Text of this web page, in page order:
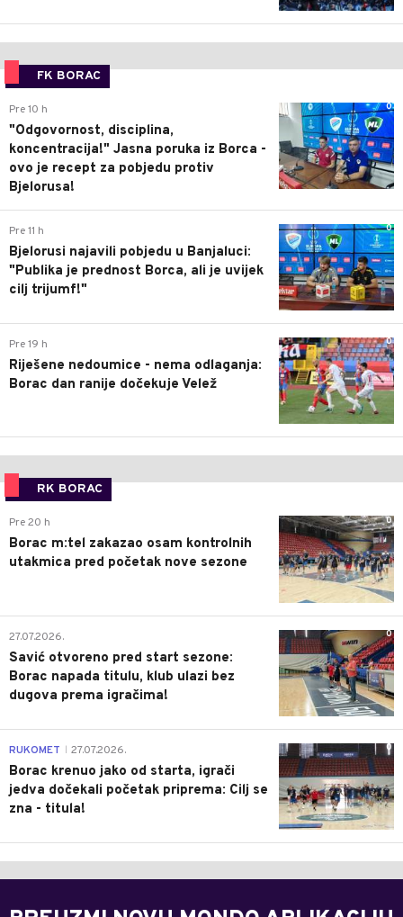
FK BORAC
0
Pre 10 h
"Odgovornost, disciplina,
koncentracija!" Jasna poruka iz Borca -
ovo je recept za pobjedu protiv
Bjelorusa!
0
Pre 11 h
Bjelorusi najavili pobjedu u Banjaluci:
"Publika je prednost Borca, ali je uvijek
cilj trijumf!"
0
Pre 19 h
Riješene nedoumice - nema odlaganja:
Borac dan ranije dočekuje Velež
RK BORAC
0
Pre 20 h
Borac m:tel zakazao osam kontrolnih
utakmica pred početak nove sezone
0
27.07.2026.
Savić otvoreno pred start sezone:
Borac napada titulu, klub ulazi bez
dugova prema igračima!
0
RUKOMET 27.07.2026.
Borac krenuo jako od starta, igrači
jedva dočekali početak priprema: Cilj se
zna - titula!